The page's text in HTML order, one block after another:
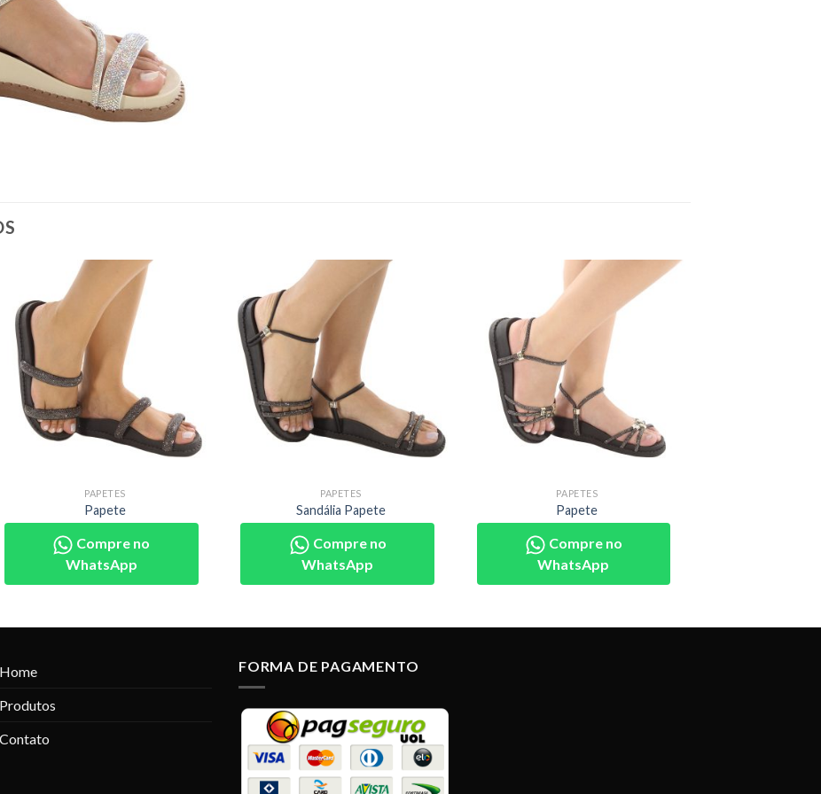
PAPETES
Papete
Compre no
WhatsApp
PAPETES
Sandália Papete
Compre no
WhatsApp
PAPETES
Papete
Compre no
WhatsApp
Home
Produtos
Contato
FORMA DE PAGAMENTO